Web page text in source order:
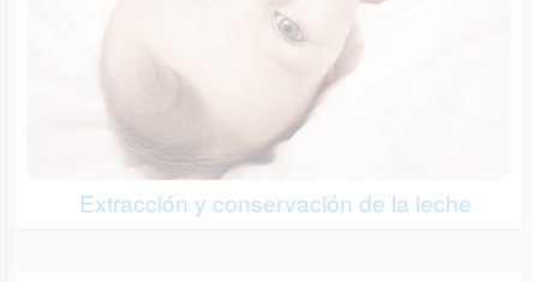
Extracción y conservación de la leche